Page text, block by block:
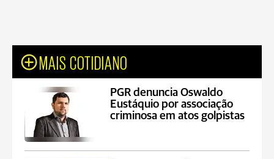
MAIS COTIDIANO
PGR denuncia Oswaldo
Eustáquio por associação
criminosa em atos golpistas